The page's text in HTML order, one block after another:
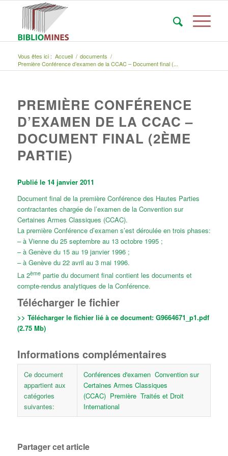
Vous êtes ici : Accueil / documents /
Première Conférence d’examen de la CCAC – Document final (...
PREMIÈRE CONFÉRENCE
D’EXAMEN DE LA CCAC –
DOCUMENT FINAL (2ÈME
PARTIE)
Publié le 14 janvier 2011
Document final de la première Conférence des Hautes Parties
contractantes chargée de l’examen de la Convention sur
Certaines Armes Classiques (CCAC).
La première Conférence d’examen s’est déroulée en trois phases:
– à Vienne du 25 septembre au 13 octobre 1995 ;
– à Genève du 15 au 19 janvier 1996 ;
– à Genève du 22 avril au 3 mai 1996.
La 2èmepartie du document final contient les documents et
compte-rendus analytiques de la Conférence.
Télécharger le fichier
>> Télécharger le fichier lié à ce document: G9664671_p1.pdf
(2.75 Mb)
Informations complémentaires
Ce document
appartient aux
catégories
suivantes:
Conférences d'examen Convention sur
Certaines Armes Classiques
(CCAC) Première Traités et Droit
International
Partager cet article